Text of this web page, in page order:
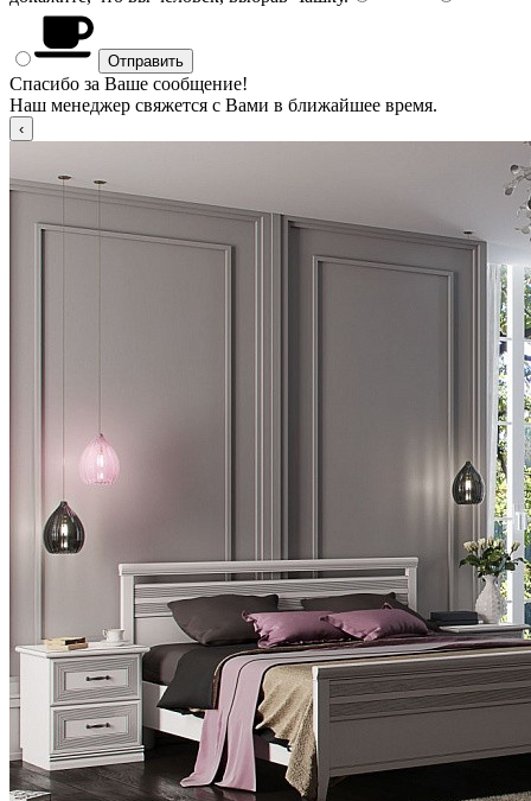
Спасибо за Ваше сообщение!
Наш менеджер свяжется с Вами в ближайшее время.